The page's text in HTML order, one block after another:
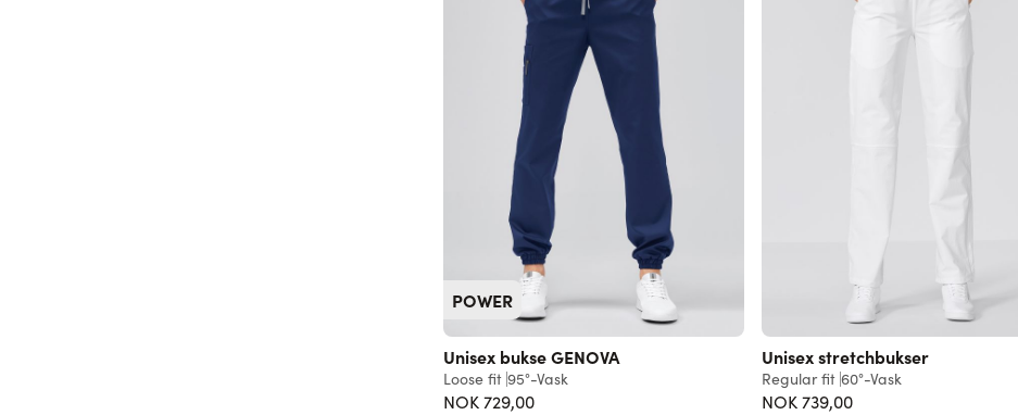
POWER
Unisex bukse GENOVA
Loose fit 95°-Vask
NOK 729,00
Unisex stretchbukser
Regular fit 60°-Vask
NOK 739,00